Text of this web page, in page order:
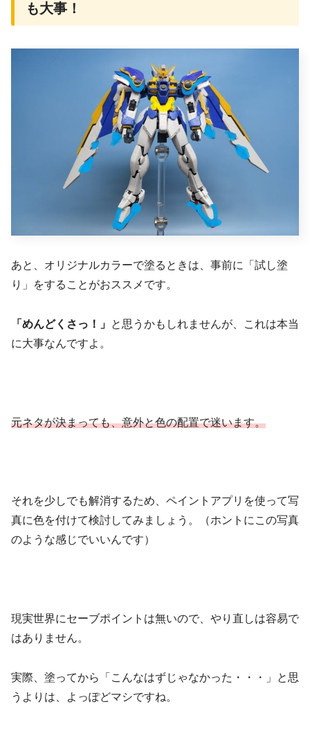
も大事！
あと、オリジナルカラーで塗るときは、事前に「試し塗
り」をすることがおススメです。
「めんどくさっ！」 と思うかもしれませんが、これは本当
に大事なんですよ。
元ネタが決まっても、意外と色の配置で迷います。
それを少しでも解消するため、ペイントアプリを使って写
真に色を付けて検討してみましょう。（ホントにこの写真
のような感じでいいんです）
現実世界にセーブポイントは無いので、やり直しは容易で
はありません。
実際、塗ってから「こんなはずじゃなかった・・・」と思
うよりは、よっぽどマシですね。